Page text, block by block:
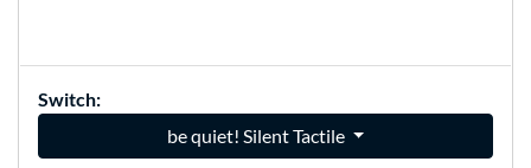
Switch:
be quiet! Silent Tactile